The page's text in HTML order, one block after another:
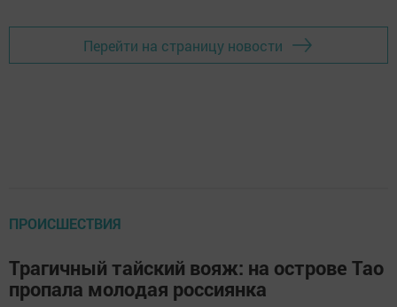
Перейти на страницу новости
ПРОИСШЕСТВИЯ
Трагичный тайский вояж: на острове Тао
пропала молодая россиянка